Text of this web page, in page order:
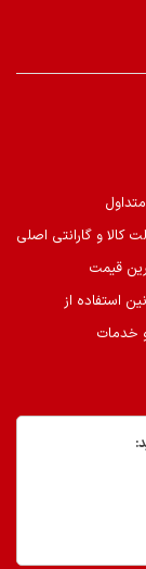
کالا و گارانتی اصلی
قیمت
استفاده از
خدمات